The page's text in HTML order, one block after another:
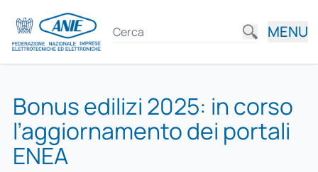
MENU
Bonus edilizi 2025: in corso
l’aggiornamento dei portali
ENEA